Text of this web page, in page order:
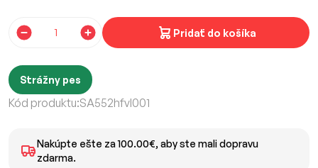
Pridať do košíka
Strážny pes
Kód produktu:SA552hfvl001
Nakúpte ešte za 100.00€, aby ste mali dopravu
zdarma.